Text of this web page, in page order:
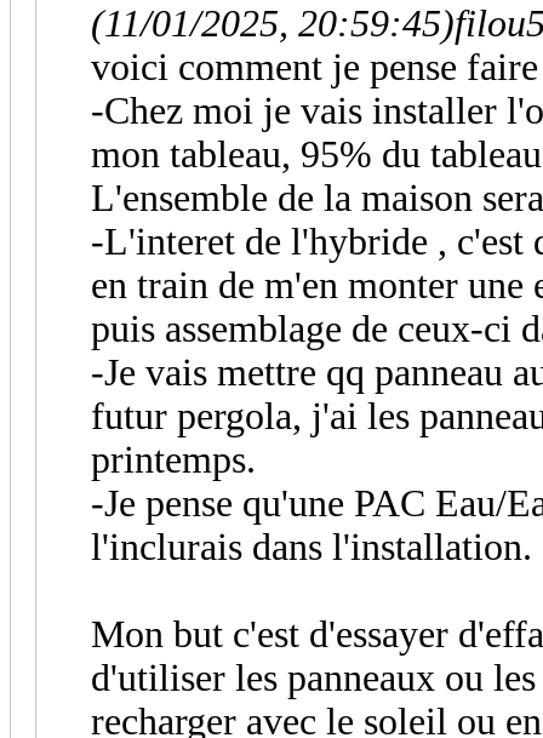
(11/01/2025, 20:59:45)
voici comment je pense
-Chez moi je vais installer
mon tableau, 95% du
L'ensemble de la maison
-L'interet de l'hybride , c'est
en train de m'en monter
puis assemblage de ceux-ci
-Je vais mettre qq panneau
futur pergola, j'ai les
printemps.
-Je pense qu'une PAC Eau/
l'inclurais dans l'installation.
Mon but c'est d'essayer
d'utiliser les panneaux ou
recharger avec le soleil ou